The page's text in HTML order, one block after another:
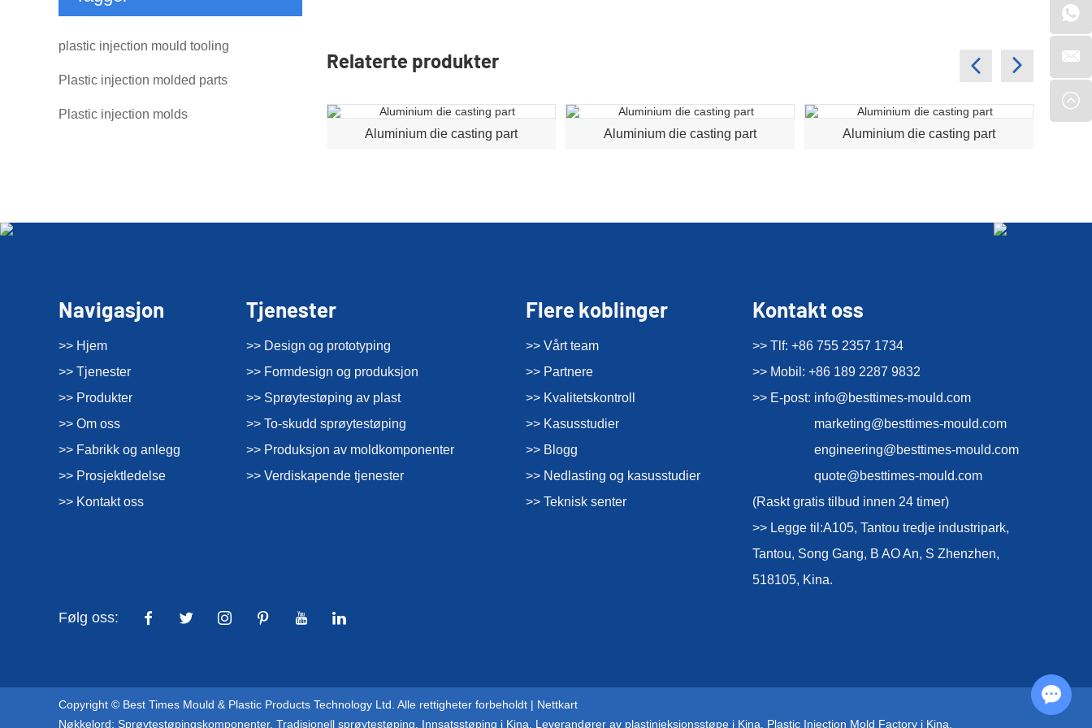
Relaterte produkter
Aluminium die casting part Aluminium die casting part Aluminium die casting part
plastic injection mould tooling
Plastic injection molded parts
Plastic injection molds
Navigasjon
>> Hjem
>> Tjenester
>> Produkter
>> Om oss
>> Fabrikk og anlegg
>> Prosjektledelse
>> Kontakt oss
Tjenester
>> Design og prototyping
>> Formdesign og produksjon
>> Sprøytestøping av plast
>> To-skudd sprøytestøping
>> Produksjon av moldkomponenter
>> Verdiskapende tjenester
Flere koblinger
>> Vårt team
>> Partnere
>> Kvalitetskontroll
>> Kasusstudier
>> Blogg
>> Nedlasting og kasusstudier
>> Teknisk senter
Kontakt oss
>> Tlf: +86 755 2357 1734
>> Mobil: +86 189 2287 9832
>> E-post: info@besttimes-mould.com
marketing@besttimes-mould.com
engineering@besttimes-mould.com
quote@besttimes-mould.com
(Raskt gratis tilbud innen 24 timer)
>> Legge til:A105, Tantou tredje industripark,
Tantou, Song Gang, B AO An, S Zhenzhen,
518105, Kina.
Følg oss:
Copyright © Best Times Mould & Plastic Products Technology Ltd. Alle rettigheter forbeholdt | Nettkart
Nøkkelord: Sprøytestøpingskomponenter, Tradisjonell sprøytestøping Innsatsstøping i Kina Leverandører av plastinjeksjonsstøpe i Kina Plastic Injection Mold Factory i Kina
Chat with Us